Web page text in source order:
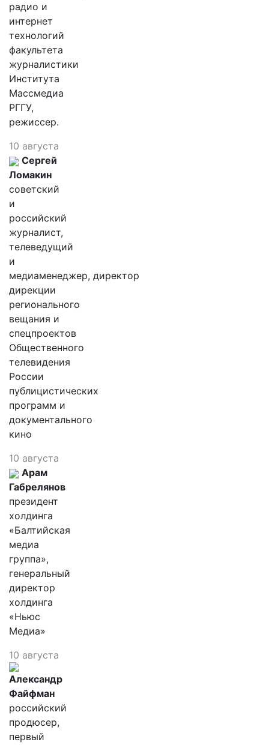
радио и
интернет
технологий
факультета
журналистики
Института
Массмедиа
РГГУ,
режиссер.
10 августа
Сергей
Ломакин
советский
и
российский
журналист,
телеведущий
и
медиаменеджер, директор
дирекции
регионального
вещания и
спецпроектов
Общественного
телевидения
России
публицистических
программ и
документального
кино
10 августа
Арам
Габрелянов
президент
холдинга
«Балтийская
медиа
группа»,
генеральный
директор
холдинга
«Ньюс
Медиа»
10 августа
Александр
Файфман
российский
продюсер,
первый